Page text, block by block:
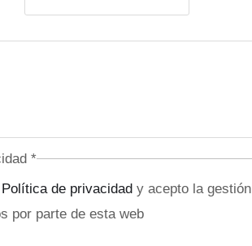
*
Política de privacidad y acepto la gestión
por parte de esta web